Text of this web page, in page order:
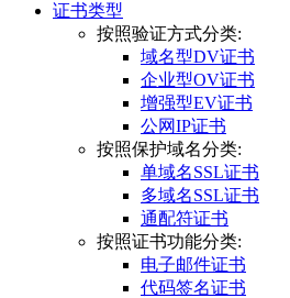
证书类型
按照验证方式分类:
域名型DV证书
企业型OV证书
增强型EV证书
公网IP证书
按照保护域名分类:
单域名SSL证书
多域名SSL证书
通配符证书
按照证书功能分类:
电子邮件证书
代码签名证书